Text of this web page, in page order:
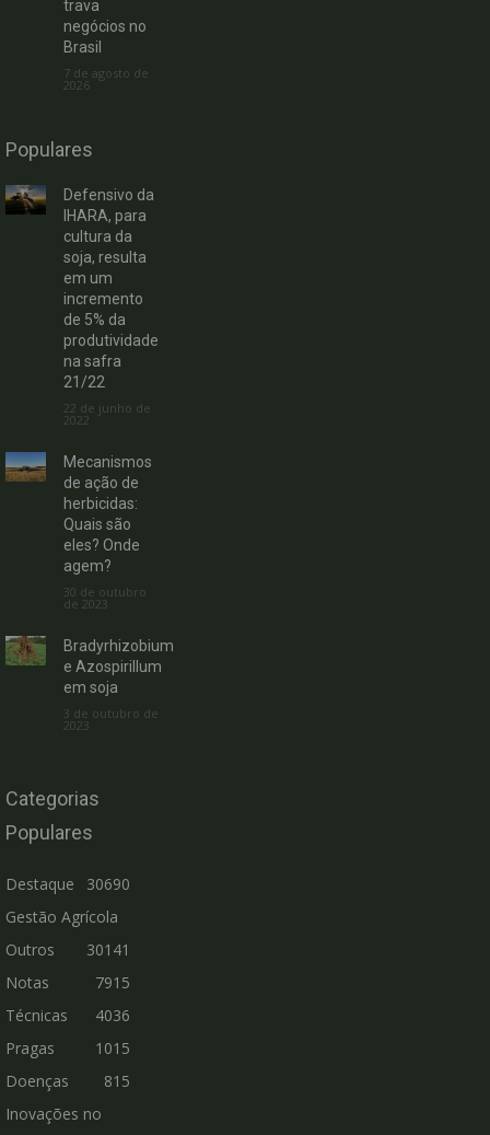
trava
negócios no
Brasil
7 de agosto de
2026
Populares
Defensivo da
IHARA, para
cultura da
soja, resulta
em um
incremento
de 5% da
produtividade
na safra
21/22
22 de junho de
2022
Mecanismos
de ação de
herbicidas:
Quais são
eles? Onde
agem?
30 de outubro
de 2023
Bradyrhizobium
e Azospirillum
em soja
3 de outubro de
2023
Categorias
Populares
Destaque
30690
Gestão Agrícola
30141
Outros
7915
Notas
Técnicas
4036
Pragas
1015
Doenças
815
Inovações no